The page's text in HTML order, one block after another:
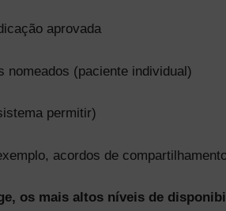
aprovada
nomeados (paciente individual)
permitir)
acordos de
os mais altos níveis de